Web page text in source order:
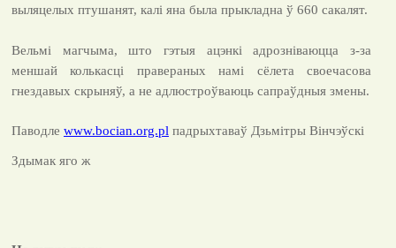
выляцелых птушанят, калі яна была прыкладна ў 660 сакалят.
Вельмі магчыма, што гэтыя ацэнкі адрозніваюцца з-за
меншай колькасці правераных намі сёлета своечасова
гнездавых скрыняў, а не адлюстроўваюць сапраўдныя змены.
Паводле www.bocian.org.pl падрыхтаваў Дзьмітры Вінчэўскі
Здымак яго ж